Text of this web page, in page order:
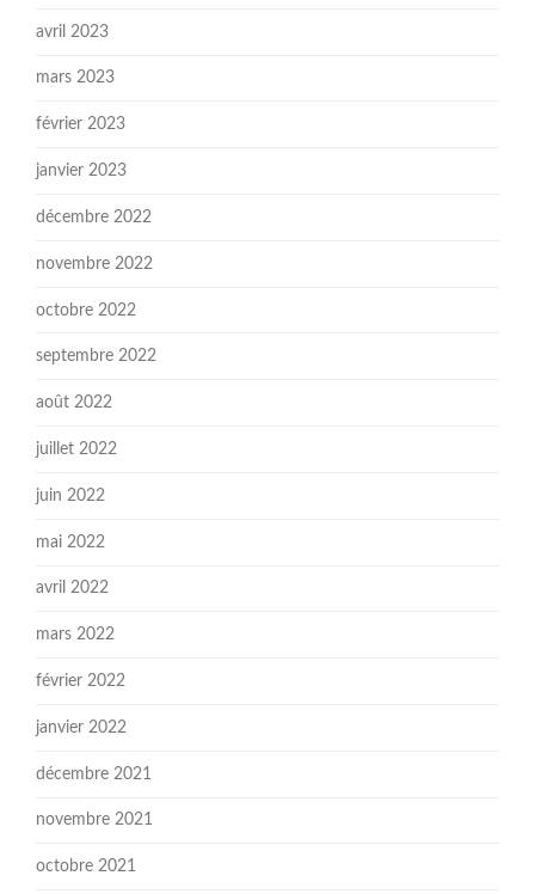
avril 2023
mars 2023
février 2023
janvier 2023
décembre 2022
novembre 2022
octobre 2022
septembre 2022
août 2022
juillet 2022
juin 2022
mai 2022
avril 2022
mars 2022
février 2022
janvier 2022
décembre 2021
novembre 2021
octobre 2021